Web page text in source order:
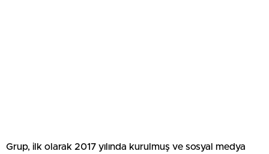
Grup, ilk olarak 2017 yılında kurulmuş ve sosyal medya